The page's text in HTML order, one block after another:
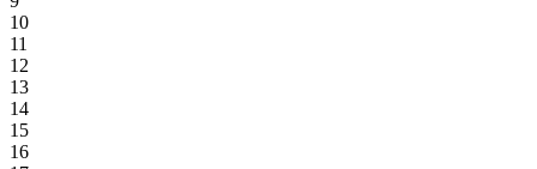
10
11
12
13
14
15
16